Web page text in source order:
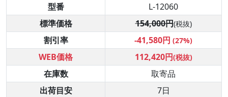
型番
L-12060
標準価格
154,000円(税抜)
割引率 -41,580円 (27%)
WEB価格 112,420円(税抜)
在庫数
取寄品
出荷目安
7日